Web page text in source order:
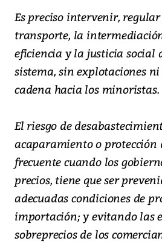
Es preciso intervenir,
transporte, la
eficiencia y la justicia social
sistema, sin explotaciones
cadena hacia los minoristas.
El riesgo de
acaparamiento o protección
frecuente cuando los
precios, tiene que ser
adecuadas condiciones de
importación; y evitando las
sobreprecios de los